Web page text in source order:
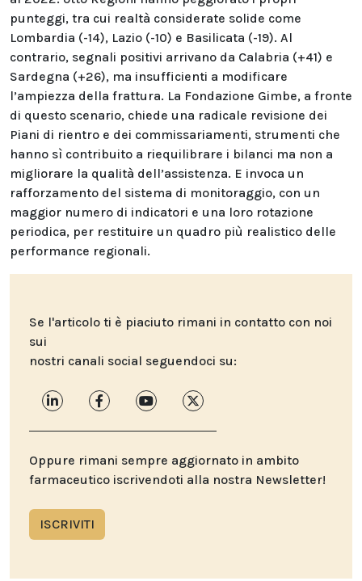
punteggi, tra cui realtà considerate solide come
Lombardia (-14), Lazio (-10) e Basilicata (-19). Al
contrario, segnali positivi arrivano da Calabria (+41) e
Sardegna (+26), ma insufficienti a modificare
l’ampiezza della frattura. La Fondazione Gimbe, a fronte
di questo scenario, chiede una radicale revisione dei
Piani di rientro e dei commissariamenti, strumenti che
hanno sì contribuito a riequilibrare i bilanci ma non a
migliorare la qualità dell’assistenza. E invoca un
rafforzamento del sistema di monitoraggio, con un
maggior numero di indicatori e una loro rotazione
periodica, per restituire un quadro più realistico delle
performance regionali.
Se l'articolo ti è piaciuto rimani in contatto con noi
sui
nostri canali social seguendoci su:
Oppure rimani sempre aggiornato in ambito
farmaceutico iscrivendoti alla nostra Newsletter!
ISCRIVITI